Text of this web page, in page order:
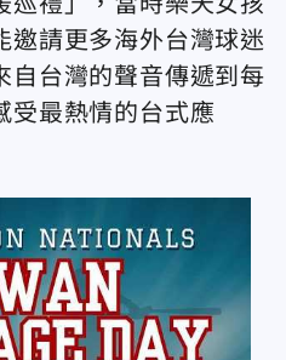
邀請更多海外台灣球迷
自台灣的聲音傳遞到每
受最熱情的台式應